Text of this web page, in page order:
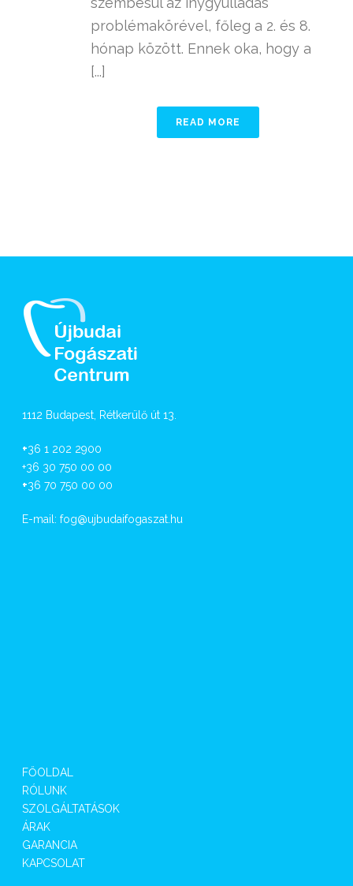
problémakörével, főleg a 2. és 8.
hónap között. Ennek oka, hogy a
[...]
READ MORE
1112 Budapest, Rétkerülő út 13.
+36 1 202 2900
+36 30 750 00 00
+36 70 750 00 00
E-mail:fog@ujbudaifogaszat.hu
FŐOLDAL
RÓLUNK
SZOLGÁLTATÁSOK
ÁRAK
GARANCIA
KAPCSOLAT